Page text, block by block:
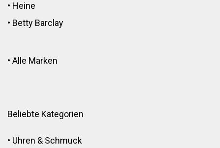
• Heine
• Betty Barclay
• Alle Marken
Beliebte Kategorien
• Uhren & Schmuck